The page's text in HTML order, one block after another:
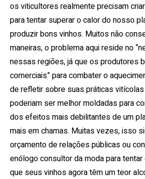
os viticultores realmente precisam
para tentar superar o calor do nosso
produzir bons vinhos. Muitos não
maneiras, o problema aqui reside no
nessas regiões, já que os produtores
comerciais” para combater o
de refletir sobre suas práticas
poderiam ser melhor moldadas para
dos efeitos mais debilitantes de um
mais em chamas. Muitas vezes, isso
orçamento de relações públicas ou
enólogo consultor da moda para
que seus vinhos agora têm um teor